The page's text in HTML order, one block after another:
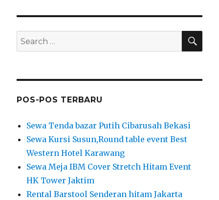
Search
for:
POS-POS TERBARU
Sewa Tenda bazar Putih Cibarusah Bekasi
Sewa Kursi Susun,Round table event Best
Western Hotel Karawang
Sewa Meja IBM Cover Stretch Hitam Event
HK Tower Jaktim
Rental Barstool Senderan hitam Jakarta